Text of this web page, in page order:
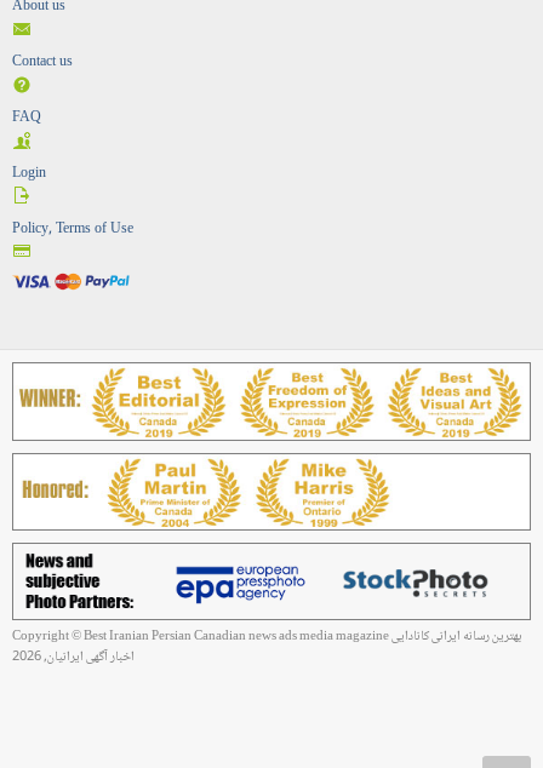
About us
Contact us
FAQ
Login
Policy, Terms of Use
Copyright © Best Iranian Persian Canadian news ads media magazine بهترین رسانه ایرانی کانادایی
اخبار آگهی ایرانیان, 2026